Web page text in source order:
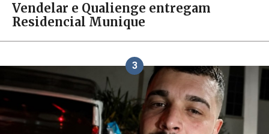
Vendelar e Qualienge entregam
Residencial Munique
3